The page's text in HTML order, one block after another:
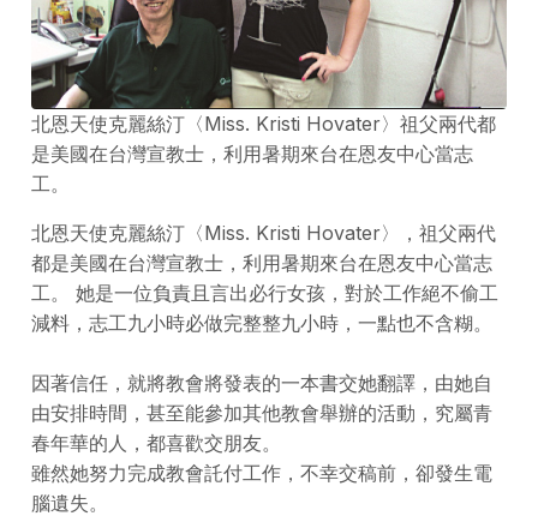
北恩天使克麗絲汀〈Miss. Kristi Hovater〉祖父兩代都
是美國在台灣宣教士，利用暑期來台在恩友中心當志
工。
北恩天使克麗絲汀〈Miss. Kristi Hovater〉，祖父兩代
都是美國在台灣宣教士，利用暑期來台在恩友中心當志
工。 她是一位負責且言出必行女孩，對於工作絕不偷工
減料，志工九小時必做完整整九小時，一點也不含糊。
因著信任，就將教會將發表的一本書交她翻譯，由她自
由安排時間，甚至能參加其他教會舉辦的活動，究屬青
春年華的人，都喜歡交朋友。
雖然她努力完成教會託付工作，不幸交稿前，卻發生電
腦遺失。